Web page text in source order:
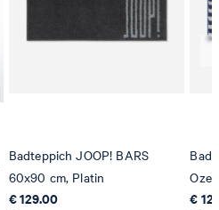
Badteppich JOOP! BARS
60x90 cm, Platin
€ 129.00
€